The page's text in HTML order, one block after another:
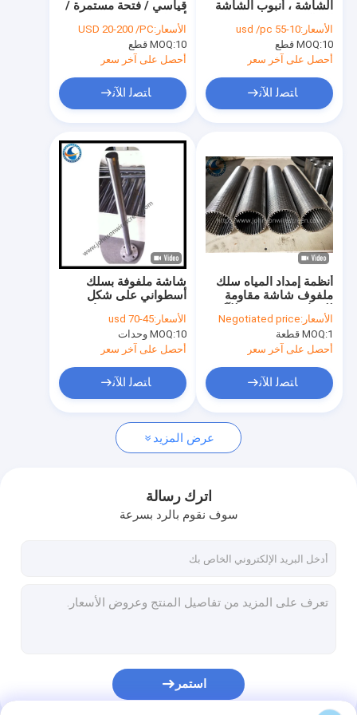
غربال بئر الماء
فوهة فلتر المياه
لوحات شاشة إسفين الأسلاك
أسطوانة الغربال الدوارة
شاشة قاعدة الأنابيب
أنبوب فولاذي مدبب
قياسي / فتحة مستمرة /
الأسعار:USD 20-200 /PC
MOQ:10 قطع
أحصل على آخر سعر
ﺎﺘﺼﻟ ﺍﻶﻧ
الشاشة ، أنبوب الشاشة
أنبوب الشاشة الملفوف
بالأسلاك
الأسعار:10-55 usd /pc
MOQ:10 قطع
أحصل على آخر سعر
ﺎﺘﺼﻟ ﺍﻶﻧ
شاشة ملفوفة بسلك
أسطواني على شكل
الكبريتيك سلك إسفين
الأسعار:45-70 usd
MOQ:10 وحدات
أحصل على آخر سعر
ﺎﺘﺼﻟ ﺍﻶﻧ
أنظمة إمداد المياه سلك
ملفوف شاشة مقاومة
الأسعار:Negotiated price
MOQ:1 قطعة
أحصل على آخر سعر
ﺎﺘﺼﻟ ﺍﻶﻧ
عرض المزيد
اترك رسالة
سوف نقوم بالرد بسرعة
استمر